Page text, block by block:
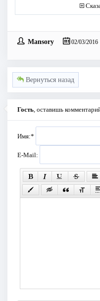
Mansory 02/03/2016
Вернуться назад
Гость, оставишь
Имя:*
E-Mail: